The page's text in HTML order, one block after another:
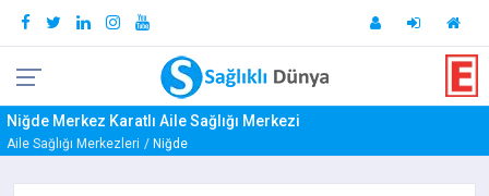
Niğde Merkez Karatlı Aile Sağlığı Merkezi
Aile Sağlığı Merkezleri Niğde